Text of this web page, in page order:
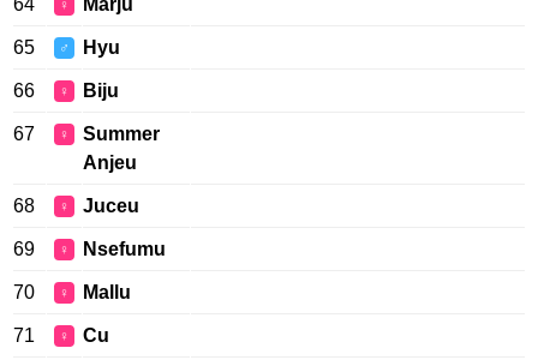
64 ♀ Marju
65 ♂ Hyu
66 ♀ Biju
67 ♀
Summer
Anjeu
68 ♀ Juceu
69 ♀ Nsefumu
70 ♀ Mallu
71 ♀ Cu